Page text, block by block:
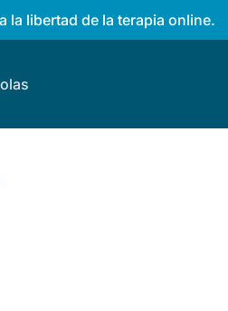
la libertad de la terapia online.